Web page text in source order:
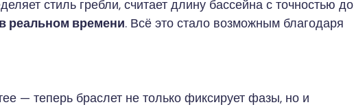
стиль гребли, считает длину бассейна с точностью до
реальном времени. Всё это стало возможным благодаря
— теперь браслет не только фиксирует фазы, но и